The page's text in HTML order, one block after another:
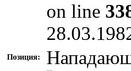
on line
Позиция: